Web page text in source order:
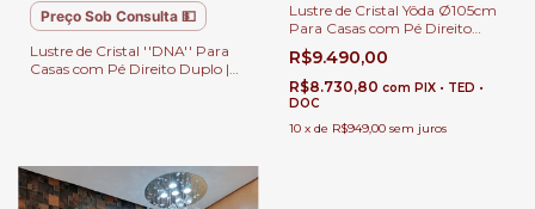
Preço Sob Consulta 💵
Lustre de Cristal ''DNA'' Para
Casas com Pé Direito Duplo |
Lustre de Cristal Yôda Ø105cm
Para Casas com Pé Direito
Duplo.
R$9.490,00
R$8.730,80 com PIX • TED •
DOC
10 x de R$949,00 sem juros